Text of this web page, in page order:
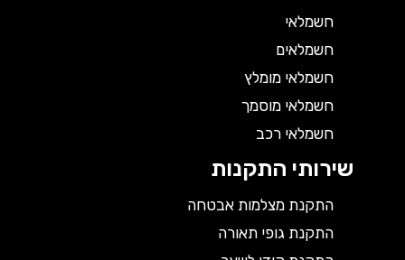
חשמלאי
חשמלאים
חשמלאי מומלץ
חשמלאי מוסמך
חשמלאי רכב
שירותי התקנות
התקנת מצלמות אבטחה
התקנת גופי תאורה